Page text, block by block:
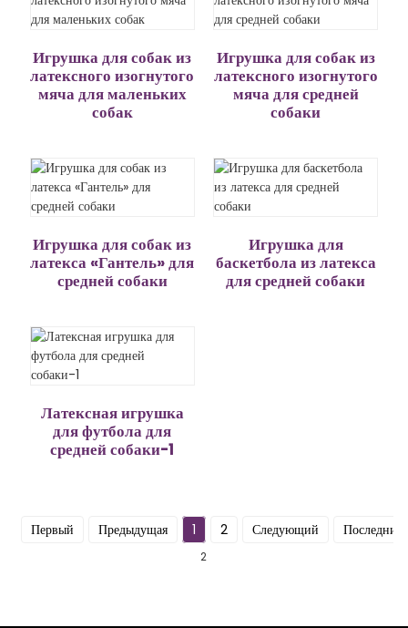
Игрушка для собак из
латексного изогнутого
мяча для маленьких
собак
Игрушка для собак из
латексного изогнутого
мяча для средней
собаки
Игрушка для собак из
латекса «Гантель» для
средней собаки
Игрушка для
баскетбола из латекса
для средней собаки
Латексная игрушка
для футбола для
средней собаки-1
Первый Предыдущая 1 2 Следующий Последний
2